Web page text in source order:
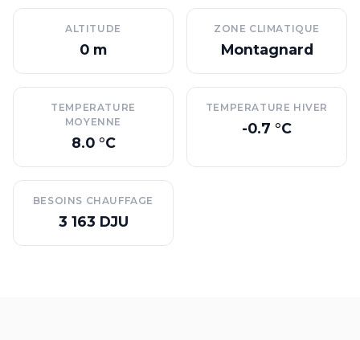
ALTITUDE
0 m
ZONE CLIMATIQUE
Montagnard
TEMPERATURE
MOYENNE
8.0 °C
TEMPERATURE HIVER
-0.7 °C
BESOINS CHAUFFAGE
3 163 DJU